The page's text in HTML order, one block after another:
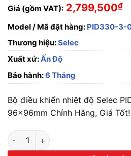
Giá (gồm VAT): 2,799,500₫
Model / Mã đặt hàng: PID330-3-
Thương hiệu:Selec
Xuất xứ:Ấn Độ
Bảo hành:6 Tháng
Bộ điều khiển nhiệt độ Selec
96x96mm Chính Hãng, Giá Tốt!
Bộ điều khiển nhiệt độ Selec